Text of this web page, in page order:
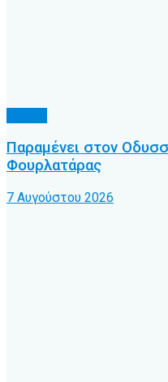
Παραμένει στον
Φουρλατάρας
7 Αυγούστου 2026